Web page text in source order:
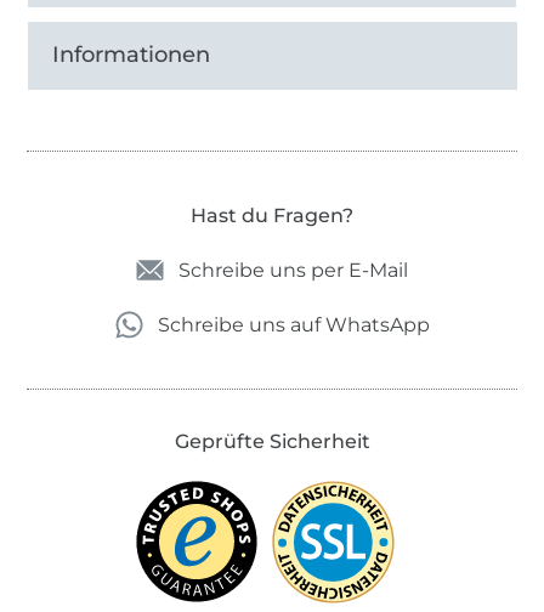
Informationen
Hast du Fragen?
Schreibe uns per E-Mail
Schreibe uns auf WhatsApp
Geprüfte Sicherheit